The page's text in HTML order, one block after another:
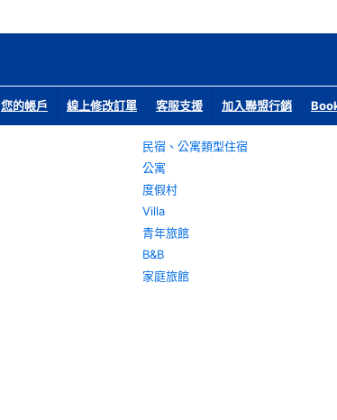
您的帳戶 線上修改訂單 客服支援 加入聯盟行銷
民宿、公寓類型住宿
公寓
度假村
Villa
青年旅館
B&B
家庭旅館